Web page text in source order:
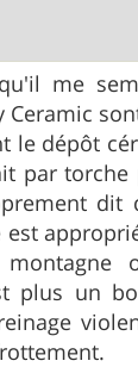
me
Ceramic
le dépôt
par torche
dit
est
plus un